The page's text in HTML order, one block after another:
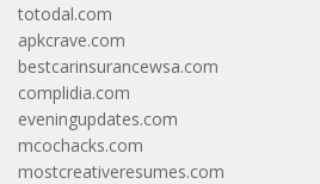
totodal.com
apkcrave.com
bestcarinsurancewsa.com
complidia.com
eveningupdates.com
mcochacks.com
mostcreativeresumes.com